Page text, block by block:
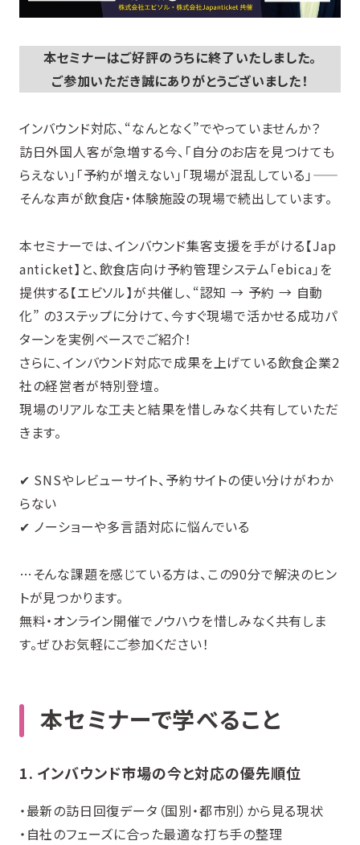
本セミナーはご好評のうちに終了いたしました。
ご参加いただき誠にありがとうございました！
インバウンド対応、“なんとなく”でやっていませんか？
訪日外国人客が急増する今、「自分のお店を見つけても
らえない」「予約が増えない」「現場が混乱している」——
そんな声が飲食店・体験施設の現場で続出しています。
本セミナーでは、インバウンド集客支援を手がける【Jap
anticket】と、飲食店向け予約管理システム「ebica」を
提供する【エビソル】が共催し、“認知 → 予約 → 自動
化” の3ステップに分けて、今すぐ現場で活かせる成功パ
ターンを実例ベースでご紹介！
さらに、インバウンド対応で成果を上げている飲食企業2
社の経営者が特別登壇。
現場のリアルな工夫と結果を惜しみなく共有していただ
きます。
✔ SNSやレビューサイト、予約サイトの使い分けがわか
らない
✔ ノーショーや多言語対応に悩んでいる
…そんな課題を感じている方は、この90分で解決のヒン
トが見つかります。
無料・オンライン開催でノウハウを惜しみなく共有しま
す。ぜひお気軽にご参加ください！
本セミナーで学べること
1. インバウンド市場の今と対応の優先順位
・最新の訪日回復データ（国別・都市別）から見る現状
・自社のフェーズに合った最適な打ち手の整理